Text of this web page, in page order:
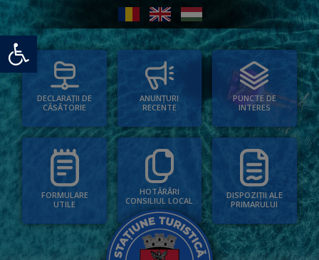
Deschide bara de unelte
DECLARAȚII DE
CĂSĂTORIE
ANUNȚURI
RECENTE
PUNCTE DE
INTERES
FORMULARE
UTILE
HOTĂRÂRI
CONSILIUL LOCAL
DISPOZIȚII ALE
PRIMARULUI